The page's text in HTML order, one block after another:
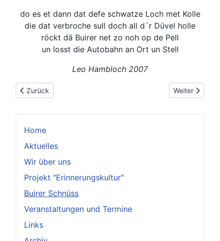
Home
Aktuelles
Wir über uns
Projekt "Erinnerungskultur"
Buirer Schnüss
Veranstaltungen und Termine
Links
do es et dann dat defe schwatze Loch met Kolle
die dat verbroche sull doch all d´r Düvel holle
röckt dä Buirer net zo noh op de Pell
un losst die Autobahn an Ort un Stell
Leo Hambloch 2007
Vorheriger Beitrag: Barbara weint
Zurück Nächster
Weiter